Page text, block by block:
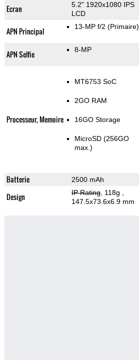
Ecran
5.2" 1920x1080 IPS
LCD
APN Principal 13-MP f/2 (Primaire)
APN Selfie 8-MP
Processeur, Memoire
MT6753 SoC
2GO RAM
16GO Storage
MicroSD (256GO
max.)
Batterie 2500 mAh
Design IP Rating, 118g
147.5x73.6x6.9 mm